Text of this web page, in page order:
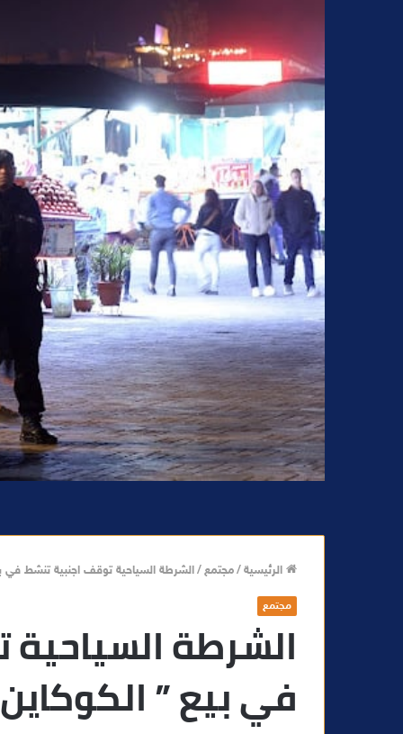
الرئيسية/مجتمع/الشرطة السياحية توقف اجنبية تنشط في
مجتمع
الشرطة
في بيع ”